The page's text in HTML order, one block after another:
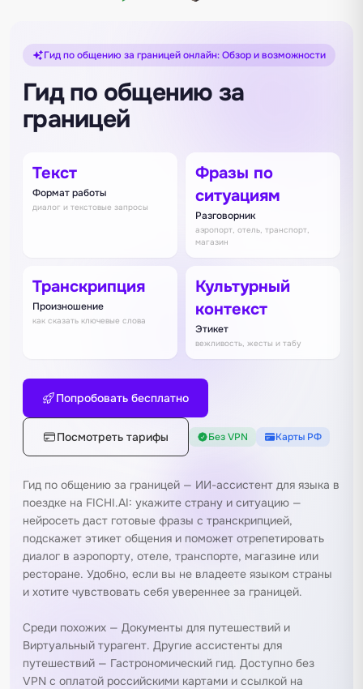
Гид по общению за границей онлайн: Обзор и возможности
Гид по общению за
границей
Текст
Формат работы
диалог и текстовые запросы
Фразы по
ситуациям
Разговорник
аэропорт, отель, транспорт,
магазин
Транскрипция
Произношение
как сказать ключевые слова
Культурный
контекст
Этикет
вежливость, жесты и табу
Попробовать бесплатно
Посмотреть тарифы Без VPN Карты РФ
Гид по общению за границей — ИИ-ассистент для языка в
поездке на FICHI.AI: укажите страну и ситуацию —
нейросеть даст готовые фразы с транскрипцией,
подскажет этикет общения и поможет отрепетировать
диалог в аэропорту, отеле, транспорте, магазине или
ресторане. Удобно, если вы не владеете языком страны
и хотите чувствовать себя увереннее за границей.
Среди похожих — Документы для путешествий и
Виртуальный турагент. Другие ассистенты для
путешествий — Гастрономический гид. Доступно без
VPN с оплатой российскими картами и ссылкой на